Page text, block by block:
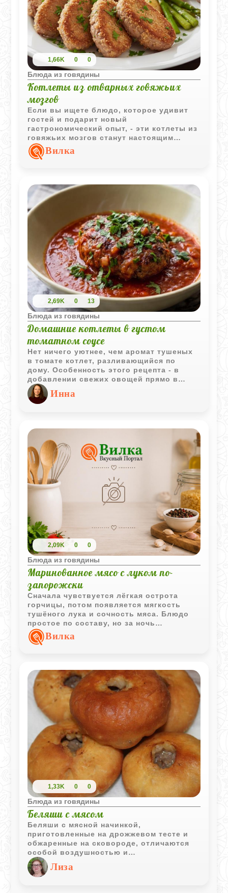
1,66K 0 0
Блюда из говядины
Котлеты из отварных говяжьих
мозгов
Если вы ищете блюдо, которое удивит
гостей и подарит новый
гастрономический опыт, - эти котлеты из
говяжьих мозгов станут настоящим
открытием. Несмотря на необычный
ингредиент, результат получается
золотистая корочка снаружи.
Вилка
2,69K 0 13
Блюда из говядины
Домашние котлеты в густом
томатном соусе
Нет ничего уютнее, чем аромат тушеных
в томате котлет, разливающийся по
дому. Особенность этого рецепта - в
добавлении свежих овощей прямо в
мясную основу. Мелко натертая морковь,
картофель и лук делают текстуру мяса
невероятно мягкой, а свежая зелень
Инна
2,09K 0 0
Блюда из говядины
Маринованное мясо с луком по-
запорожски
Сначала чувствуется лёгкая острота
горчицы, потом появляется мягкость
тушёного лука и сочность мяса. Блюдо
простое по составу, но за ночь
маринования вкус становится глубоким и
насыщенным, словно у старого
Вилка
1,33K 0 0
Блюда из говядины
Беляши с мясом
Беляши с мясной начинкой,
приготовленные на дрожжевом тесте и
обжаренные на сковороде, отличаются
особой воздушностью и
непревзойденным вкусом. Это блюдо
является классическим представителем
домашней кулинарии и завоевало
Лиза